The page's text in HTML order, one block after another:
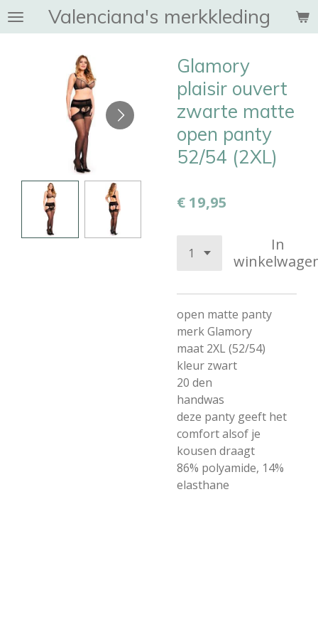
Ga
direct
hoofdinhoud
Valenciana's merkkleding
Glamory
plaisir ouvert
zwarte matte
open panty
52/54 (2XL)
€ 19,95
In
open matte panty
merk Glamory
maat 2XL (52/54)
kleur zwart
20 den
handwas
deze panty geeft het
comfort alsof je
kousen draagt
86% polyamide, 14%
elasthane